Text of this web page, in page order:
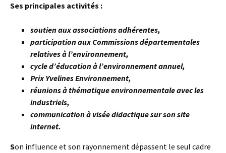
Ses principales activités :
soutien aux associations adhérentes,
participation aux Commissions départementales
relatives à l’environnement,
cycle d’éducation à l’environnement annuel,
Prix Yvelines Environnement,
réunions à thématique environnementale avec les
industriels,
communication à visée didactique sur son site
internet.
Son influence et son rayonnement dépassent le seul cadre